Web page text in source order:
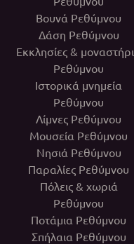
Βουνά Ρεθύμνου
Δάση Ρεθύμνου
Εκκλησίες &
Ρεθύμνου
Ιστορικά μνημεία
Ρεθύμνου
Λίμνες Ρεθύμνου
Μουσεία Ρεθύμνου
Νησιά Ρεθύμνου
Παραλίες Ρεθύμνου
Πόλεις & χωριά
Ρεθύμνου
Ποτάμια Ρεθύμνου
Σπήλαια Ρεθύμνου